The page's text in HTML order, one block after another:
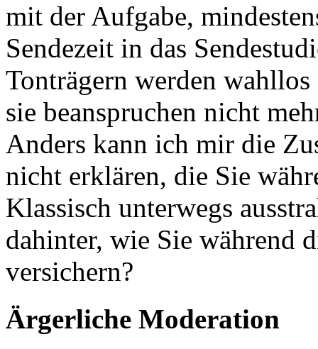
mit der Aufgabe,
Sendezeit in das
Tonträgern werden wahllos
sie beanspruchen nicht
Anders kann ich mir die
nicht erklären, die Sie
Klassisch unterwegs
dahinter, wie Sie während
versichern?
Ärgerliche Moderation